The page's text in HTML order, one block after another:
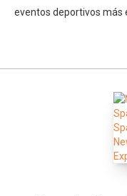
eventos deportivos más